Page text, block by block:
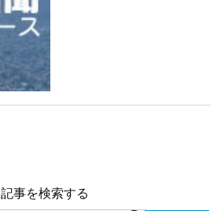
記事を検索する